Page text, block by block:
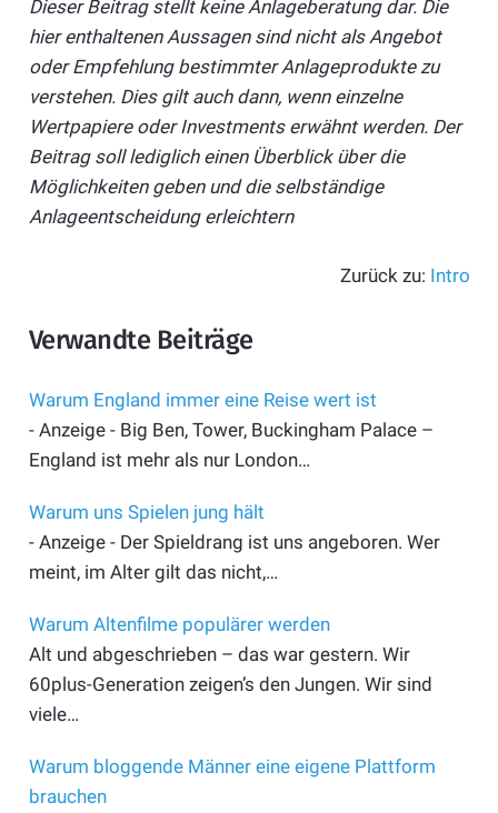
Dieser Beitrag stellt keine Anlageberatung dar. Die
hier enthaltenen Aussagen sind nicht als Angebot
oder Empfehlung bestimmter Anlageprodukte zu
verstehen. Dies gilt auch dann, wenn einzelne
Wertpapiere oder Investments erwähnt werden. Der
Beitrag soll lediglich einen Überblick über die
Möglichkeiten geben und die selbständige
Anlageentscheidung erleichtern
Zurück zu: Intro
Verwandte Beiträge
Warum England immer eine Reise wert ist
- Anzeige - Big Ben, Tower, Buckingham Palace –
England ist mehr als nur London…
Warum uns Spielen jung hält
- Anzeige - Der Spieldrang ist uns angeboren. Wer
meint, im Alter gilt das nicht,…
Warum Altenfilme populärer werden
Alt und abgeschrieben – das war gestern. Wir
60plus-Generation zeigen’s den Jungen. Wir sind
viele…
Warum bloggende Männer eine eigene Plattform
brauchen